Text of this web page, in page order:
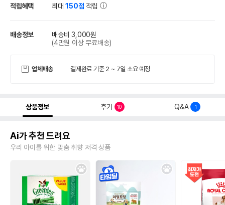
적립혜택 최대150점 적립
배송정보
배송비 3,000원
(4만원 이상 무료배송)
업체배송 결제완료 기준 2 ~ 7일 소요 예정
상품정보 후기 10 Q&A 1
Ai가 추천 드려요
우리 아이를 위한 맞춤 취향 저격 상품